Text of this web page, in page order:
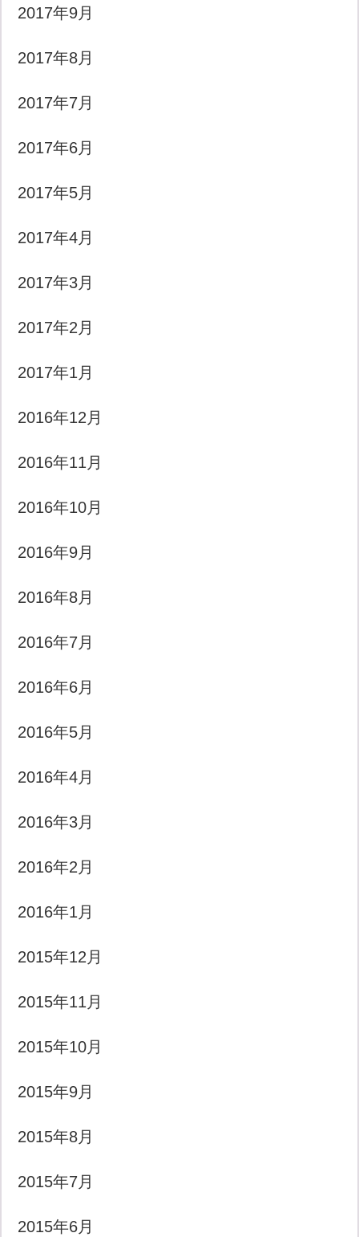
2017年9月
2017年8月
2017年7月
2017年6月
2017年5月
2017年4月
2017年3月
2017年2月
2017年1月
2016年12月
2016年11月
2016年10月
2016年9月
2016年8月
2016年7月
2016年6月
2016年5月
2016年4月
2016年3月
2016年2月
2016年1月
2015年12月
2015年11月
2015年10月
2015年9月
2015年8月
2015年7月
2015年6月